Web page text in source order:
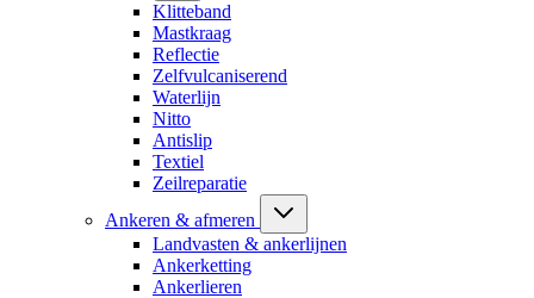
Klitteband
Mastkraag
Reflectie
Zelfvulcaniserend
Waterlijn
Nitto
Antislip
Textiel
Zeilreparatie
Ankeren & afmeren
Landvasten & ankerlijnen
Ankerketting
Ankerlieren